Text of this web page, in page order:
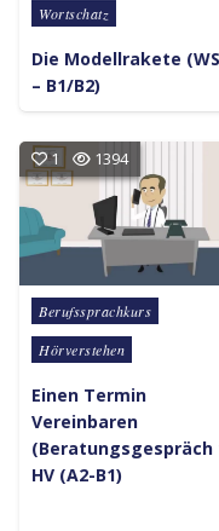
Wortschatz
Die Modellrakete
– B1/B2)
1 1394
Posted in
Berufssprachkurs
Hörverstehen
Einen Termin
Vereinbaren
(Beratungsgespräch
HV (A2-B1)